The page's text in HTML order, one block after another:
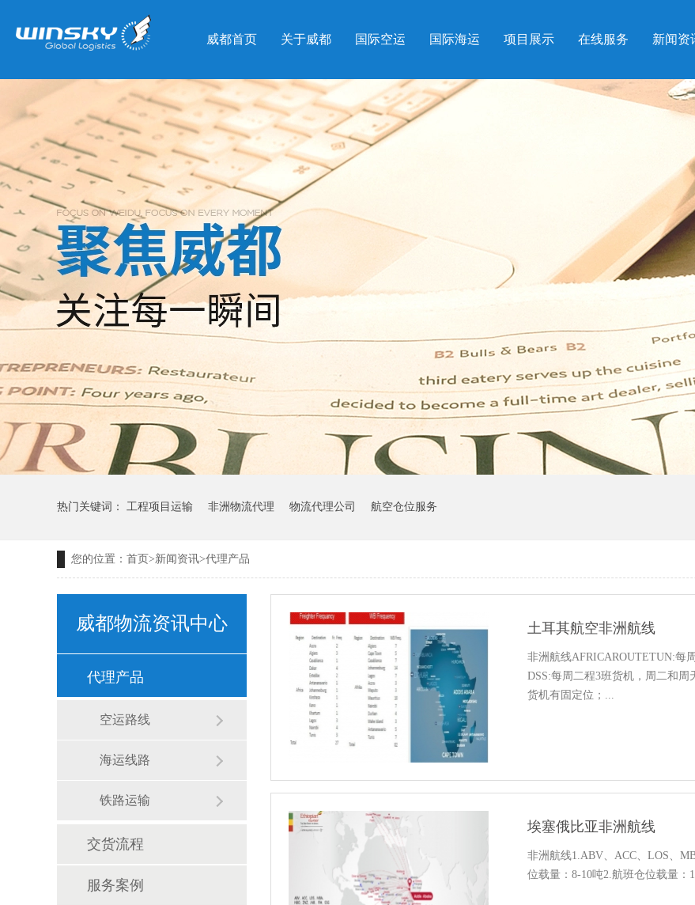
威都首页 关于威都 国际空运 国际海运 项目展示 在线服务 新闻资
热门关键词： 工程项目运输 非洲物流代理 物流代理公司 航空仓位服务
您的位置： 首页>新闻资讯>代理产品
威都物流资讯中心
代理产品
空运路线
海运线路
铁路运输
交货流程
服务案例
土耳其航空非洲航线
非洲航线AFRICAROUTETUN:每
DSS:每周二程3班货机，周二和周
货机有固定位；...
埃塞俄比亚非洲航线
非洲航线1.ABV、ACC、LOS、
位载量：8-10吨2.航班仓位载量：